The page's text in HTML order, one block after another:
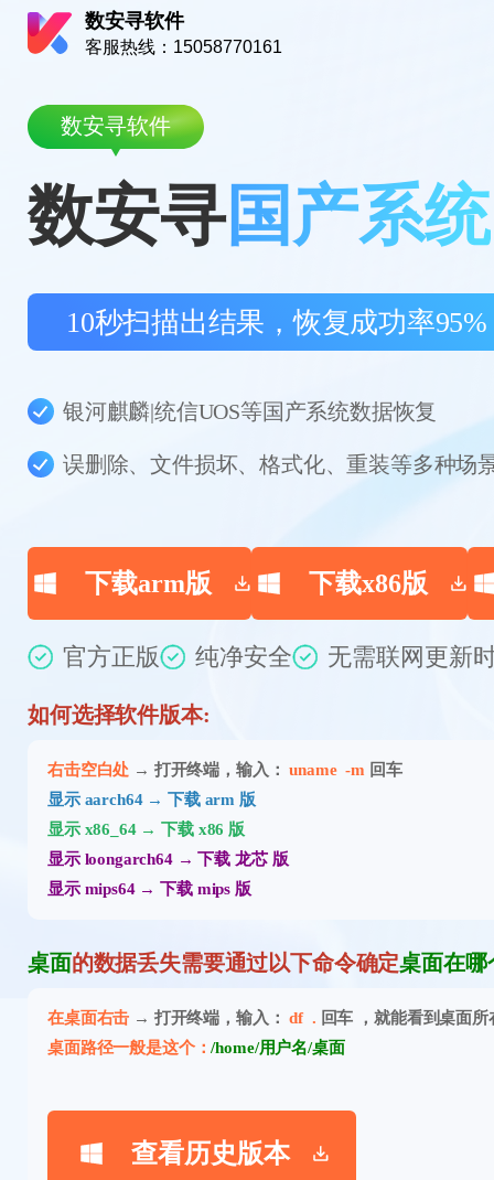
数安寻软件
客服热线：15058770161
数安寻国产系统
数安寻软件
10秒扫描出结果，恢复成功率95%
银河麒麟|统信UOS等国产系统数据恢复
误删除、文件损坏、格式化、重装等多种场
下载arm版 下载x86版
官方正版 纯净安全 无需联网更新
如何选择软件版本:
右击空白处 → 打开终端，输入：uname -m 回车
显示 aarch64 → 下载 arm 版
显示 x86_64 → 下载 x86 版
显示 loongarch64 → 下载 龙芯 版
显示 mips64 → 下载 mips 版
桌面的数据丢失需要通过以下命令确定桌面在哪
在桌面右击 → 打开终端，输入：df . 回车 ，就能看到桌面
桌面路径一般是这个：/home/用户名/桌面
查看历史版本